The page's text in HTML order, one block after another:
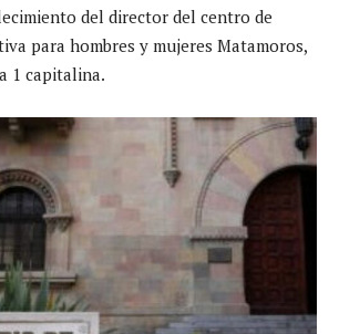
del director del centro de
para hombres y mujeres Matamoros,
1 capitalina.